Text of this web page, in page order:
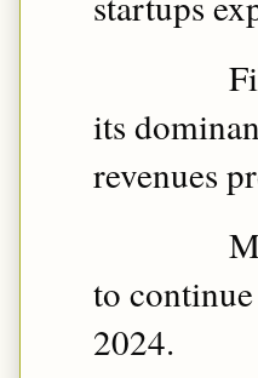
its
revenues
to
2024.